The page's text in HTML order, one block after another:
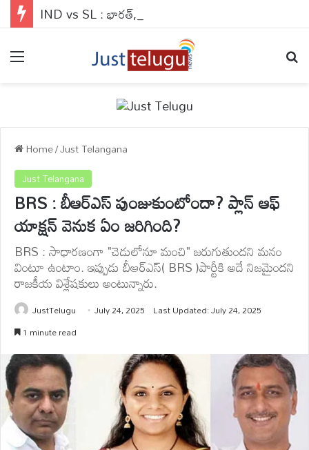
Home/Just Telangana
Just Telangana
BRS : బీఆర్ఎస్ పుంజుకుంటోందా? ప్లాన్ ఆఫ్
యాక్షన్ వెనుక ఏం జరిగింది?
BRS : సాధారణంగా "చెడులోనూ మంచి" జరుగుతుందని మనం
వింటూ ఉంటాం. ఇప్పుడు బీఆర్ఎస్( BRS )పార్టీకి అదే నిజమైందని
రాజకీయ విశ్లేషకులు అంటున్నారు.
JustTelugu July 24, 2025 Last Updated: July 24, 2025
1 minute read